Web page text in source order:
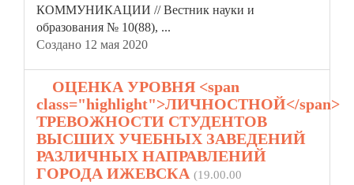
КОММУНИКАЦИИ // Вестник науки и
образования № 10(88), ...
Создано 12 мая 2020
ОЦЕНКА УРОВНЯ <span
class="highlight">ЛИЧНОСТНОЙ</span>
ТРЕВОЖНОСТИ СТУДЕНТОВ
ВЫСШИХ УЧЕБНЫХ ЗАВЕДЕНИЙ
РАЗЛИЧНЫХ НАПРАВЛЕНИЙ
ГОРОДА ИЖЕВСКА (19.00.00